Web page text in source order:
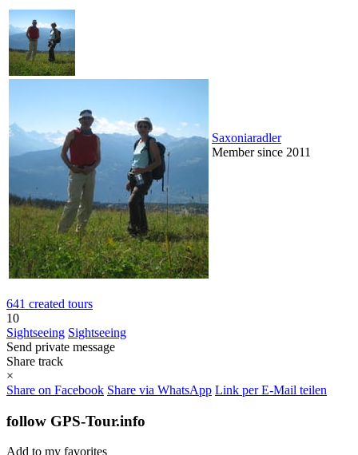
Saxoniaradler
Member since 2011
641 created tours
10
Sightseeing Sightseeing
Send private message
Share track
×
Share on Facebook Share via WhatsApp Link per E-Mail teilen
follow GPS-Tour.info
Add to my favorites